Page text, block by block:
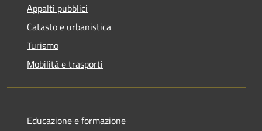
Appalti pubblici
Catasto e urbanistica
Turismo
Mobilità e trasporti
Educazione e formazione